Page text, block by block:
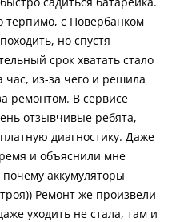
терпимо, с Повербанком
но спустя
срок хватать стало
час, из-за чего и решила
ремонтом. В сервисе
отзывчивые ребята,
диагностику. Даже
и объяснили мне
почему аккумуляторы
Ремонт же произвели
уходить не стала, там и